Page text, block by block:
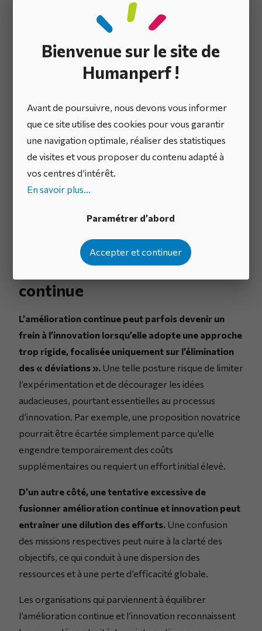
Bienvenue sur le site de
Humanperf !
Avant de poursuivre, nous devons vous informer
que ce site utilise des cookies pour vous garantir
une navigation optimale, réaliser des statistiques
de visites et vous proposer du contenu adapté à
vos centres d’intérêt.
En savoir plus...
Paramétrer d’abord
Accepter et continuer
démarches : éviter les
pièges et optimiser la
répartition des
Certaines pratiques peuvent compromettre
l’efficacité des démarches d’innovation et
d’amélioration continue si elles ne sont pas
judicieusement équilibrées. Voici comment s’en
prémunir et optimiser la gestion des ressources.
déséquilibrée entre
innovation et amélioration
continue
L’amélioration continue peut parfois devenir un
frein à l’innovation lorsqu’elle adopte une approche
trop rigide, focalisée uniquement sur l’élimination
des « déviations ». Une telle posture risque de limiter
l’expérimentation et de décourager les idées
audacieuses, pourtant essentielles au processus
d’innovation. Par exemple, une proposition novatrice
pourrait être écartée simplement parce qu’elle
engendre temporairement des coûts
supplémentaires ou requiert un effort initial élevé.
D’un autre côté, une tentative excessive de
fusionner amélioration continue et innovation peut
entraîner une dilution des efforts. Une confusion
des missions respectives peut nuire à la clarté des
objectifs, ce qui conduit à une dispersion des
ressources et à une perte d’efficacité globale.
Les organisations qui parviennent à équilibrer
l’amélioration continue et l’innovation reconnaissent